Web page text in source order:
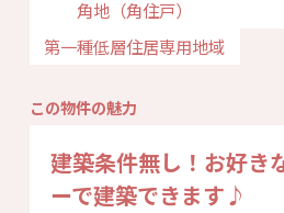
角地（角住戸）
第一種低層住居専用地域
この物件の魅力
建築条件無し！お好き
ーで建築できます♪